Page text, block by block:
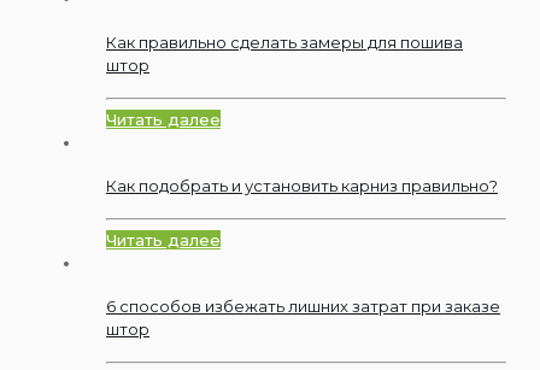
Как правильно сделать замеры для пошива
штор
Читать далее
Как подобрать и установить карниз правильно?
Читать далее
6 способов избежать лишних затрат при заказе
штор